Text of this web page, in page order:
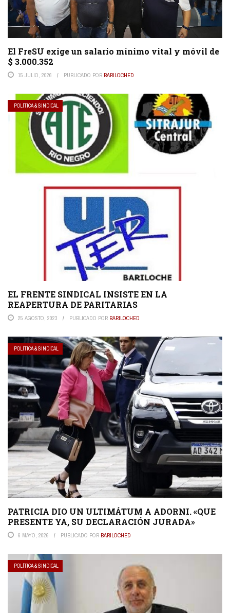
El FreSU exige un salario mínimo vital y móvil de
$ 3.000.352
15 JULIO, 2026 PUBLICADO POR BARILOCHED
POLÍTICA & SINDICAL
EL FRENTE SINDICAL INSISTE EN LA
REAPERTURA DE PARITARIAS
25 AGOSTO, 2023 PUBLICADO POR BARILOCHED
POLÍTICA & SINDICAL
PATRICIA DIO UN ULTIMÁTUM A ADORNI. «QUE
PRESENTE YA, SU DECLARACIÓN JURADA»
6 MAYO, 2026 PUBLICADO POR BARILOCHED
POLÍTICA & SINDICAL